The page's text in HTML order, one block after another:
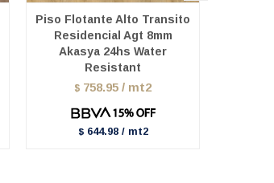
Piso Flotante Alto Transito
Residencial Agt 8mm
Akasya 24hs Water
Resistant
$ 758.95 / mt2
$ 644.98 / mt2